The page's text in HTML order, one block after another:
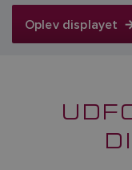
Oplev displayet